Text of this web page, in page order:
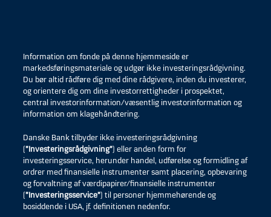
Information om fonde på denne hjemmeside er
markedsføringsmateriale og udgør ikke investeringsrådgivning.
Du bør altid rådføre dig med dine rådgivere, inden du investerer,
og orientere dig om dine investorrettigheder i prospektet,
central investorinformation/væsentlig investorinformation og
information om klagehåndtering.
Danske Bank tilbyder ikke investeringsrådgivning
(”Investeringsrådgivning”) eller anden form for
investeringsservice, herunder handel, udførelse og formidling af
ordrer med finansielle instrumenter samt placering, opbevaring
og forvaltning af værdipapirer/finansielle instrumenter
(”Investeringsservice”) til personer hjemmehørende og
bosiddende i USA, jf. definitionen nedenfor.